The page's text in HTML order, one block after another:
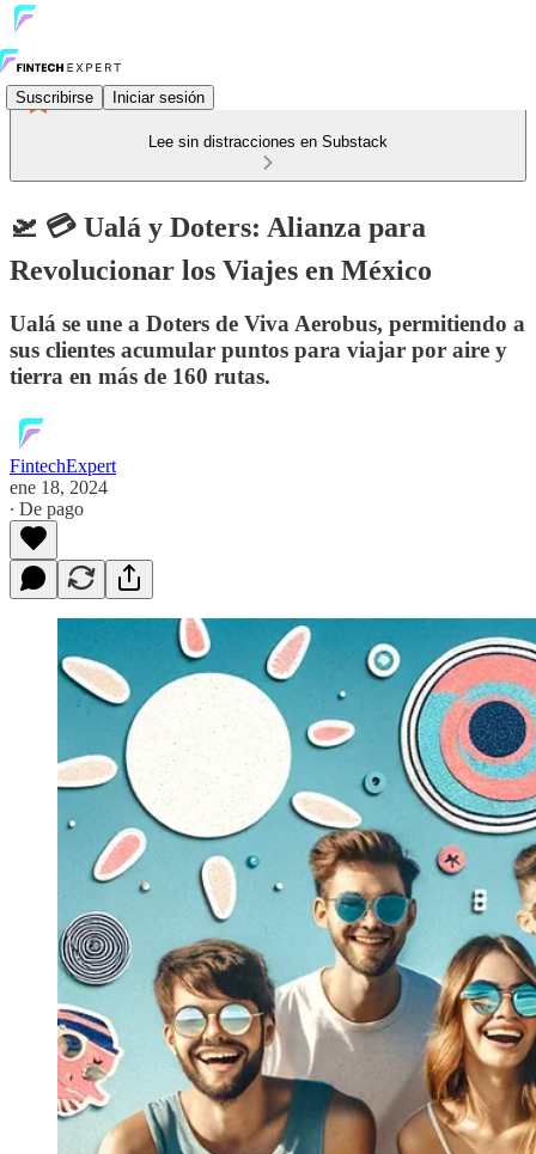
Suscribirse Iniciar sesión
Lee sin distracciones en Substack
🛫 💳 Ualá y Doters: Alianza para
Revolucionar los Viajes en México
Ualá se une a Doters de Viva Aerobus, permitiendo a
sus clientes acumular puntos para viajar por aire y
tierra en más de 160 rutas.
FintechExpert
ene 18, 2024
∙ De pago